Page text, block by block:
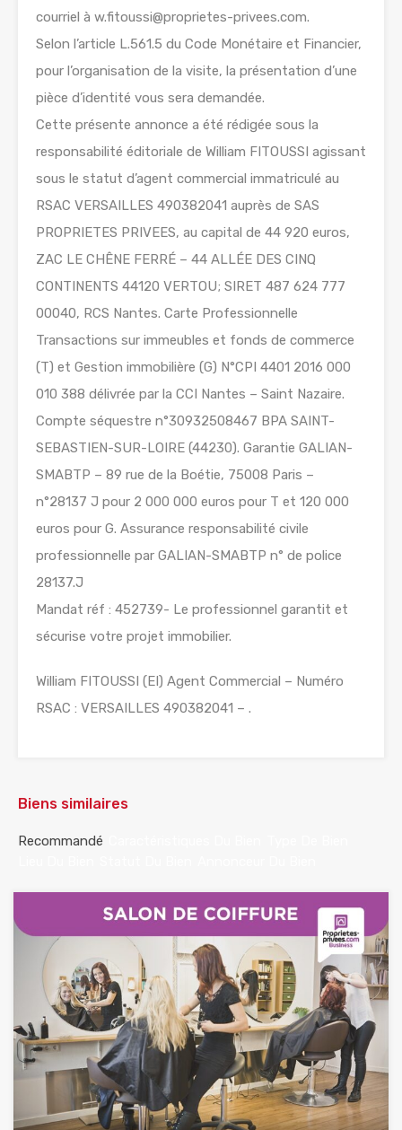
courriel à w.fitoussi@proprietes-privees.com.
Selon l’article L.561.5 du Code Monétaire et Financier,
pour l’organisation de la visite, la présentation d’une
pièce d’identité vous sera demandée.
Cette présente annonce a été rédigée sous la
responsabilité éditoriale de William FITOUSSI agissant
sous le statut d’agent commercial immatriculé au
RSAC VERSAILLES 490382041 auprès de SAS
PROPRIETES PRIVEES, au capital de 44 920 euros,
ZAC LE CHÊNE FERRÉ – 44 ALLÉE DES CINQ
CONTINENTS 44120 VERTOU; SIRET 487 624 777
00040, RCS Nantes. Carte Professionnelle
Transactions sur immeubles et fonds de commerce
(T) et Gestion immobilière (G) N°CPI 4401 2016 000
010 388 délivrée par la CCI Nantes – Saint Nazaire.
Compte séquestre n°30932508467 BPA SAINT-
SEBASTIEN-SUR-LOIRE (44230). Garantie GALIAN-
SMABTP – 89 rue de la Boétie, 75008 Paris –
n°28137 J pour 2 000 000 euros pour T et 120 000
euros pour G. Assurance responsabilité civile
professionnelle par GALIAN-SMABTP n° de police
28137.J
Mandat réf : 452739- Le professionnel garantit et
sécurise votre projet immobilier.
William FITOUSSI (EI) Agent Commercial – Numéro
RSAC : VERSAILLES 490382041 – .
Biens similaires
Recommandé